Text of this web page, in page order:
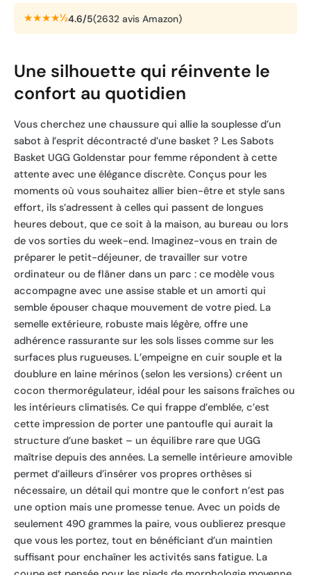
★★★★½4.6/5(2632 avis Amazon)
Une silhouette qui réinvente le
confort au quotidien
Vous cherchez une chaussure qui allie la souplesse d’un
sabot à l’esprit décontracté d’une basket ? Les Sabots
Basket UGG Goldenstar pour femme répondent à cette
attente avec une élégance discrète. Conçus pour les
moments où vous souhaitez allier bien-être et style sans
effort, ils s’adressent à celles qui passent de longues
heures debout, que ce soit à la maison, au bureau ou lors
de vos sorties du week-end. Imaginez-vous en train de
préparer le petit-déjeuner, de travailler sur votre
ordinateur ou de flâner dans un parc : ce modèle vous
accompagne avec une assise stable et un amorti qui
semble épouser chaque mouvement de votre pied. La
semelle extérieure, robuste mais légère, offre une
adhérence rassurante sur les sols lisses comme sur les
surfaces plus rugueuses. L’empeigne en cuir souple et la
doublure en laine mérinos (selon les versions) créent un
cocon thermorégulateur, idéal pour les saisons fraîches ou
les intérieurs climatisés. Ce qui frappe d’emblée, c’est
cette impression de porter une pantoufle qui aurait la
structure d’une basket – un équilibre rare que UGG
maîtrise depuis des années. La semelle intérieure amovible
permet d’ailleurs d’insérer vos propres orthèses si
nécessaire, un détail qui montre que le confort n’est pas
une option mais une promesse tenue. Avec un poids de
seulement 490 grammes la paire, vous oublierez presque
que vous les portez, tout en bénéficiant d’un maintien
suffisant pour enchaîner les activités sans fatigue. La